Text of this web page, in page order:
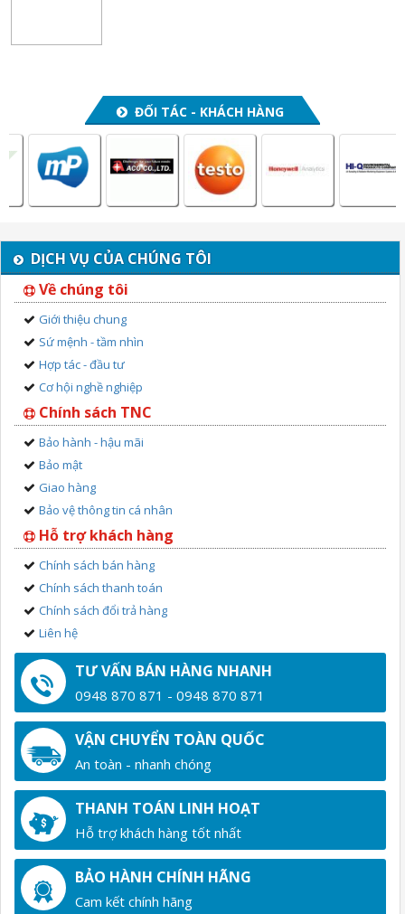
ĐỐI TÁC - KHÁCH HÀNG
DỊCH VỤ CỦA CHÚNG TÔI
Về chúng tôi
Giới thiệu chung
Sứ mệnh - tầm nhìn
Hợp tác - đầu tư
Cơ hội nghề nghiệp
Chính sách TNC
Bảo hành - hậu mãi
Bảo mật
Giao hàng
Bảo vệ thông tin cá nhân
Hỗ trợ khách hàng
Chính sách bán hàng
Chính sách thanh toán
Chính sách đổi trả hàng
Liên hệ
TƯ VẤN BÁN HÀNG NHANH
0948 870 871 - 0948 870 871
VẬN CHUYỂN TOÀN QUỐC
An toàn - nhanh chóng
THANH TOÁN LINH HOẠT
Hỗ trợ khách hàng tốt nhất
BẢO HÀNH CHÍNH HÃNG
Cam kết chính hãng